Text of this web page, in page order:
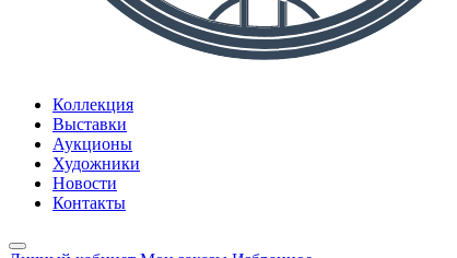
Коллекция
Выставки
Аукционы
Художники
Новости
Контакты